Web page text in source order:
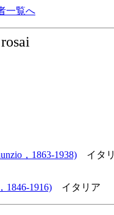
一覧へ
，1863-1938) イタ
1846-1916) イタリア